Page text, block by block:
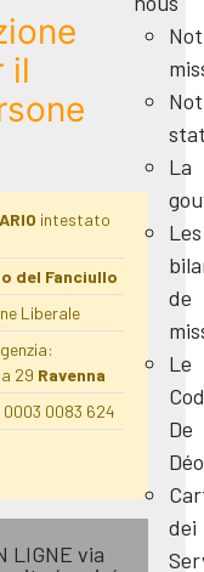
La
Les
de
Le
De
dei
il
intestato
del Fanciullo
Liberale
29 Ravenna
0003 0083 624
LIGNE via